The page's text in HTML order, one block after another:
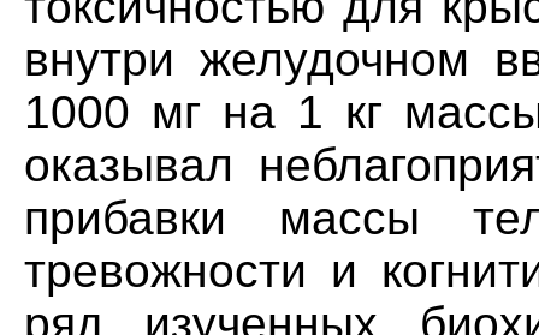
внутри желудочном
1000 мг на 1 кг
оказывал
прибавки массы
тревожности и
ряд изученных